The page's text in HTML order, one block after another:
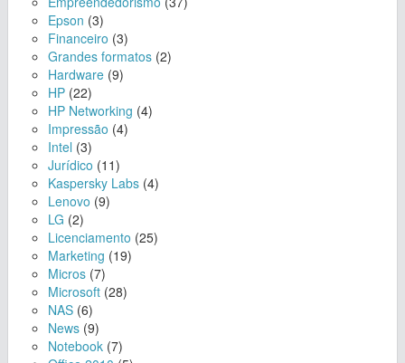
Epson (3)
Financeiro (3)
Grandes formatos (2)
Hardware (9)
HP (22)
HP Networking (4)
Impressão (4)
Intel (3)
Jurídico (11)
Kaspersky Labs (4)
Lenovo (9)
LG (2)
Licenciamento (25)
Marketing (19)
Micros (7)
Microsoft (28)
NAS (6)
News (9)
Notebook (7)